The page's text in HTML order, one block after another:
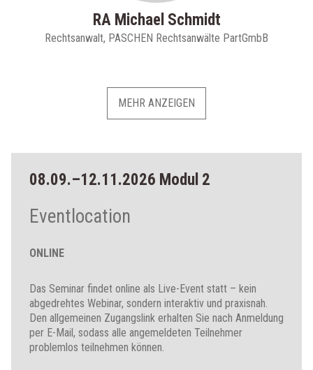
RA Michael Schmidt
Rechtsanwalt, PASCHEN Rechtsanwälte PartGmbB
MEHR ANZEIGEN
08.09.–12.11.2026 Modul 2
Eventlocation
ONLINE
Das Seminar findet online als Live-Event statt – kein
abgedrehtes Webinar, sondern interaktiv und praxisnah.
Den allgemeinen Zugangslink erhalten Sie nach Anmeldung
per E-Mail, sodass alle angemeldeten Teilnehmer
problemlos teilnehmen können.